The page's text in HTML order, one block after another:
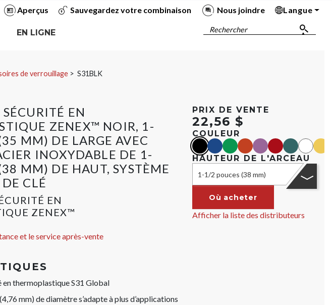
Aperçus Sauvegardez votre combinaison Nous joindre
Langue
Rechercher
EN LIGNE
de verrouillage S31BLK
EN
ZENEX™ NOIR, 1-
MM) DE LARGE AVEC
INOXYDABLE DE 1-
MM) DE HAUT, SYSTÈME
CLÉ
EN
ZENEX™
et le service après-vente
PRIX DE VENTE
22,56 $
COULEUR
blackbluegreenorangepurplered teal Blanc
HAUTEUR DE L'ARCEAU
1-1/2 pouces (38 mm)
Où acheter
Afficher la liste des distributeurs
en thermoplastique S31 Global
mm) de diamètre s’adapte à plus d’applications